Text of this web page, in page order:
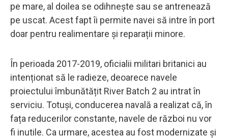
pe mare, al doilea se odihnește sau se antrenează
pe uscat. Acest fapt îi permite navei să intre în port
doar pentru realimentare și reparații minore.
În perioada 2017-2019, oficialii militari britanici au
intenționat să le radieze, deoarece navele
proiectului îmbunătățit River Batch 2 au intrat în
serviciu. Totuși, conducerea navală a realizat că, în
fața reducerilor constante, navele de război nu vor
fi inutile. Ca urmare, acestea au fost modernizate și